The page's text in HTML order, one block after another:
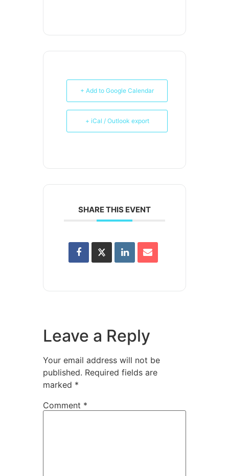
+ Add to Google Calendar
+ iCal / Outlook export
SHARE THIS EVENT
Leave a Reply
Your email address will not be
published. Required fields are
marked *
Comment *